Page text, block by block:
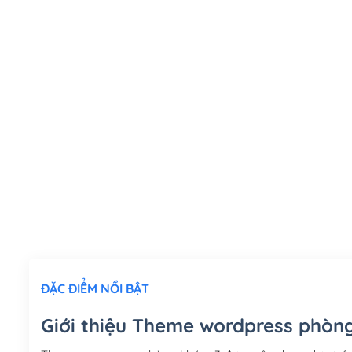
ĐẶC ĐIỂM NỔI BẬT
Giới thiệu Theme wordpress